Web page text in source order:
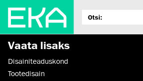
Vaata lisaks
Disaini­­teaduskond
Tootedisain